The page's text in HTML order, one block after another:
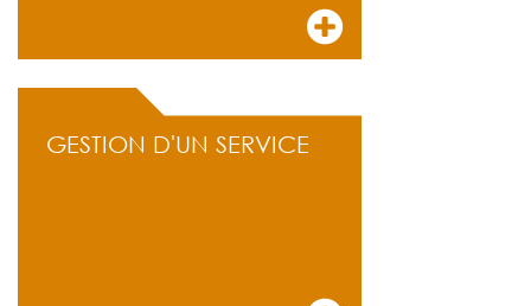
GESTION D'UN SERVICE